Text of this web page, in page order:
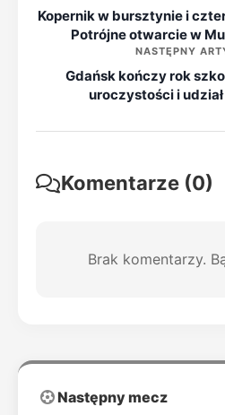
Kopernik w bursztynie i
Potrójne otwarcie w
NASTĘPNY
Gdańsk kończy rok
uroczystości i
Komentarze (0)
Brak komentarzy.
Następny mecz